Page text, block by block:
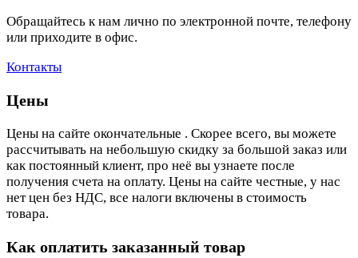
Обращайтесь к нам лично по электронной почте, телефону
или приходите в офис.
Контакты
Цены
Цены на сайте окончательные . Скорее всего, вы можете
рассчитывать на небольшую скидку за большой заказ или
как постоянный клиент, про неё вы узнаете после
получения счета на оплату. Цены на сайте честные, у нас
нет цен без НДС, все налоги включены в стоимость
товара.
Как оплатить заказанный товар